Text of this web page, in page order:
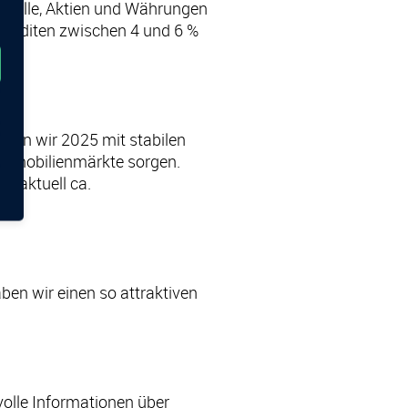
Aktien und Währungen
zwischen 4 und 6 %
wir 2025 mit stabilen
sorgen.
aktuell ca.
wir einen so attraktiven
Informationen über